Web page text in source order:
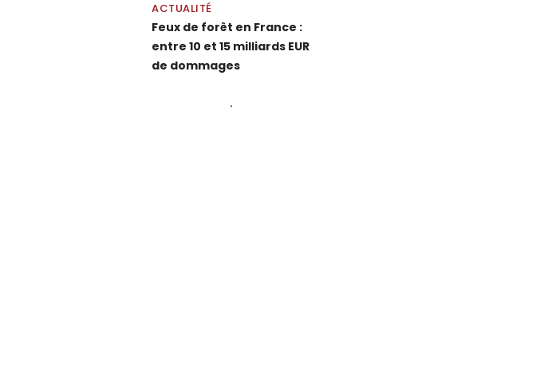
ACTUALITÉ
Feux de forêt en France :
entre 10 et 15 milliards EUR
de dommages